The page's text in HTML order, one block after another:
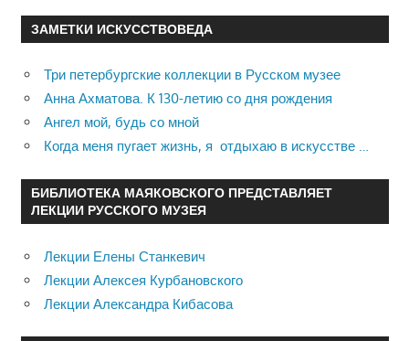
ЗАМЕТКИ ИСКУССТВОВЕДА
Три петербургские коллекции в Русском музее
Анна Ахматова. К 130-летию со дня рождения
Ангел мой, будь со мной
Когда меня пугает жизнь, я отдыхаю в искусстве …
БИБЛИОТЕКА МАЯКОВСКОГО ПРЕДСТАВЛЯЕТ
ЛЕКЦИИ РУССКОГО МУЗЕЯ
Лекции Елены Станкевич
Лекции Алексея Курбановского
Лекции Александра Кибасова